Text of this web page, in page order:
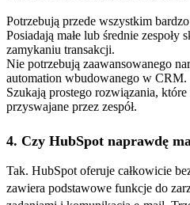
Potrzebują przede wszystkim
Posiadają małe lub średnie zespoły
zamykaniu transakcji.
Nie potrzebują zaawansowanego
automation wbudowanego w CRM.
Szukają prostego rozwiązania,
przyswajane przez zespół.
4. Czy HubSpot naprawdę
Tak. HubSpot oferuje całkowicie
zawiera podstawowe funkcje do